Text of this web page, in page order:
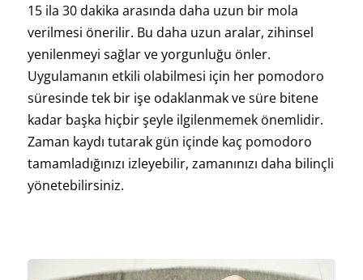
15 ila 30 dakika arasında daha uzun bir mola
verilmesi önerilir. Bu daha uzun aralar, zihinsel
yenilenmeyi sağlar ve yorgunluğu önler.
Uygulamanın etkili olabilmesi için her pomodoro
süresinde tek bir işe odaklanmak ve süre bitene
kadar başka hiçbir şeyle ilgilenmemek önemlidir.
Zaman kaydı tutarak gün içinde kaç pomodoro
tamamladığınızı izleyebilir, zamanınızı daha bilinçli
yönetebilirsiniz.